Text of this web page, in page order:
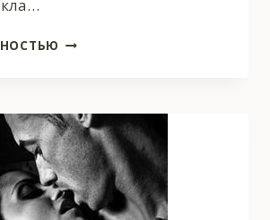
БЕРЕМЕННА